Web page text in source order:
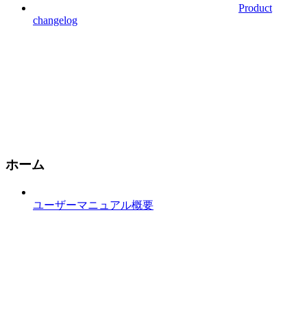
Product
changelog
ホーム
ユーザーマニュアル概要